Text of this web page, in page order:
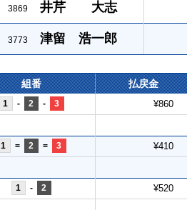
3869 井芹 大志
3773 津留 浩一郎
組番 払戻金
1 - 2 - 3 ¥860
1 = 2 = 3 ¥410
1 - 2 ¥520